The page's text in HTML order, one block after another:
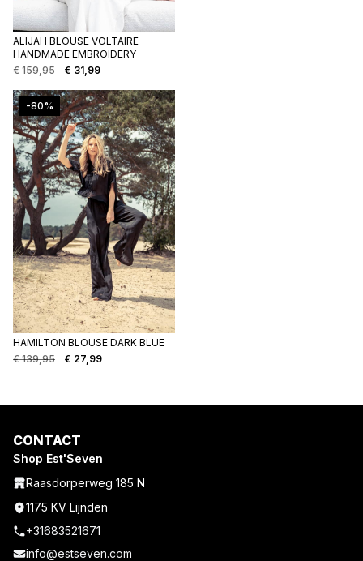
ALIJAH BLOUSE VOLTAIRE
HANDMADE EMBROIDERY
€159,95
Oorspronkelijke
prijs
was:
€ 159,95.
€ 31,99
Huidige
prijs
is:
€ 31,99.
-80%
HAMILTON BLOUSE DARK BLUE
€139,95
Oorspronkelijke
€ 139,95.
€ 27,99
Huidige
€ 27,99.
CONTACT
Shop Est'Seven
Raasdorperweg 185 N
1175 KV Lijnden
+31683521671
info@estseven.com